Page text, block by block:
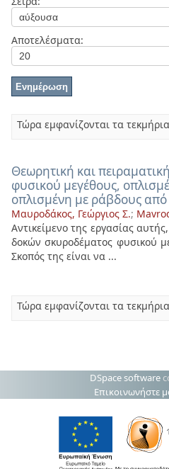
Αποτελέσματα:
Τώρα εμφανίζονται τα
Θεωρητική και
φυσικού μεγέθους,
οπλισμένη με ράβδους
Μαυροδάκος, Γεώργιος Σ.;
Αντικείμενο της εργασίας
δοκών σκυροδέματος φυσικού
Σκοπός της είναι να ...
Τώρα εμφανίζονται τα
DSpace software
Επικοινωνήστε